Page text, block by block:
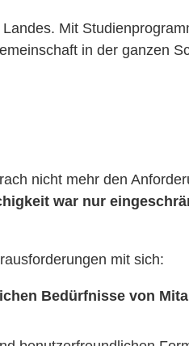
Mit
in der ganzen
nicht mehr den
war nur
mit sich:
Bedürfnisse von